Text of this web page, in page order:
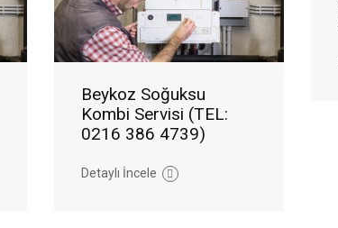
Beykoz Soğuksu
Kombi Servisi (TEL:
0216 386 4739)
Detaylı İncele